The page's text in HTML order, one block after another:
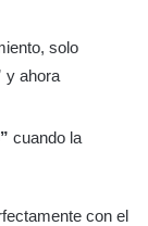
solo
y ahora
cuando la
con el